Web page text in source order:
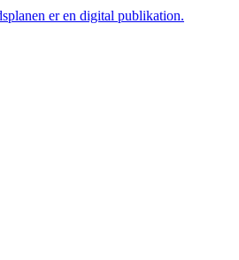
er en digital publikation.